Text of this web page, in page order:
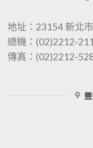
地址：23154 新北
總機：(02)2212-
傳真：(02)2212-